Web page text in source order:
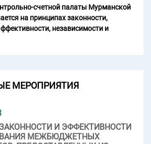
счетной палаты Мурманской
на принципах законности,
независимости и
МЕРОПРИЯТИЯ
И ЭФФЕКТИВНОСТИ
МЕЖБЮДЖЕТНЫХ